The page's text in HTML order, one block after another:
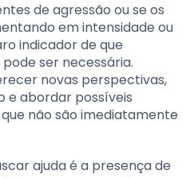
de agressão ou se os
em intensidade ou
indicador de que
ser necessária.
novas perspectivas,
e abordar possíveis
não são imediatamente
ajuda é a presença de